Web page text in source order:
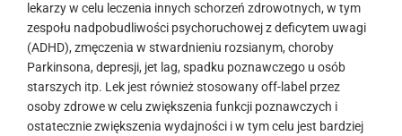
lekarzy w celu leczenia innych schorzeń zdrowotnych, w tym
zespołu nadpobudliwości psychoruchowej z deficytem uwagi
(ADHD), zmęczenia w stwardnieniu rozsianym, choroby
Parkinsona, depresji, jet lag, spadku poznawczego u osób
starszych itp. Lek jest również stosowany off-label przez
osoby zdrowe w celu zwiększenia funkcji poznawczych i
ostatecznie zwiększenia wydajności i w tym celu jest bardziej